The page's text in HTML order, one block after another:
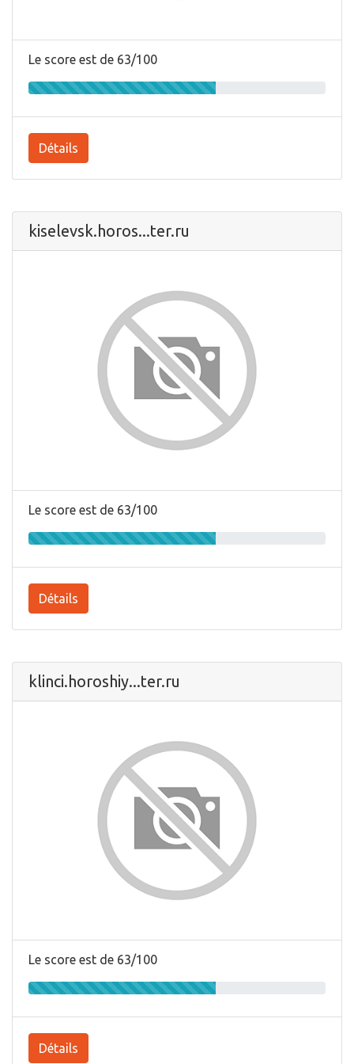
Le score est de 63/100
Détails
kiselevsk.horos...ter.ru
Le score est de 63/100
Détails
klinci.horoshiy...ter.ru
Le score est de 63/100
Détails